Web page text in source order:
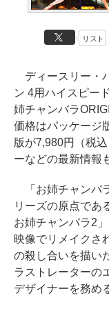
リスト
ディースリー・
ン 4用ハイスピー
姉チャンバラ
価格はパッケージ
版が7,980円（税
ーなどの最新情報
「お姉チャンバ
リーズの原点であ
お姉チャンバラ2
映像でリメイクさ
の殺し合いを描い
ラストレーターの
デザイナーを務め